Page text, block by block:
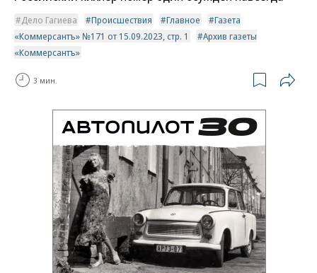
Дело Гагиева Происшествия Главное
Газета
«Коммерсантъ» №171 от 15.09.2023, стр. 1
Архив газеты
«Коммерсантъ»
3 мин.